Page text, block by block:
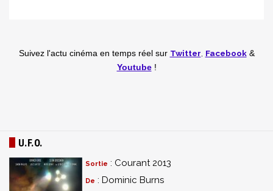
Suivez l'actu cinéma en temps réel sur Twitter Facebook&
Youtube!
U.F.O.
Sortie : Courant 2013
De : Dominic Burns